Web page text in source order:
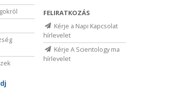
FELIRATKOZÁS
Kérje a Napi Kapcsolat
hírlevelet
Kérje A Scientology ma
hírlevelet